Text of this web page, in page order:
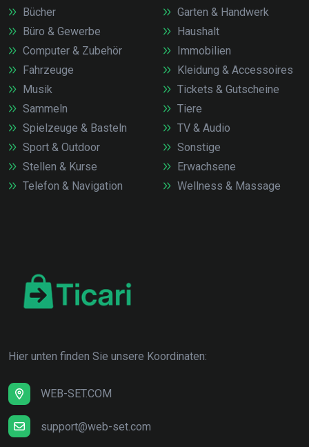
Bücher
Büro & Gewerbe
Computer & Zubehör
Fahrzeuge
Garten & Handwerk
Haushalt
Immobilien
Kleidung & Accessoires
Musik
Sammeln
Spielzeuge & Basteln
Sport & Outdoor
Stellen & Kurse
Telefon & Navigation
Tickets & Gutscheine
Tiere
TV & Audio
Sonstige
Erwachsene
Wellness & Massage
Hier unten finden Sie unsere Koordinaten:
WEB-SET.COM
support@web-set.com